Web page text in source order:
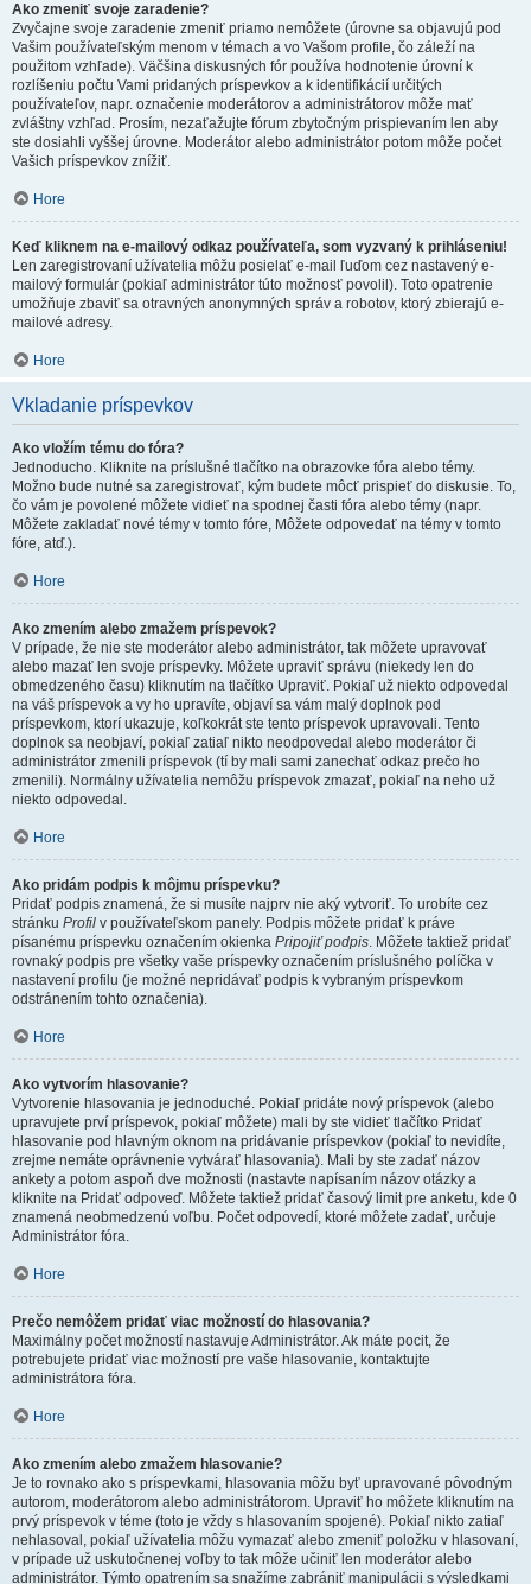
Ako zmeniť svoje zaradenie?
Zvyčajne svoje zaradenie zmeniť priamo nemôžete (úrovne sa objavujú pod
Vašim používateľským menom v témach a vo Vašom profile, čo záleží na
použitom vzhľade). Väčšina diskusných fór používa hodnotenie úrovní k
rozlíšeniu počtu Vami pridaných príspevkov a k identifikácií určitých
používateľov, napr. označenie moderátorov a administrátorov môže mať
zvláštny vzhľad. Prosím, nezaťažujte fórum zbytočným prispievaním len aby
ste dosiahli vyššej úrovne. Moderátor alebo administrátor potom môže počet
Vašich príspevkov znížiť.
Hore
Keď kliknem na e-mailový odkaz používateľa, som vyzvaný k prihláseniu!
Len zaregistrovaní užívatelia môžu posielať e-mail ľuďom cez nastavený e-
mailový formulár (pokiaľ administrátor túto možnosť povolil). Toto opatrenie
umožňuje zbaviť sa otravných anonymných správ a robotov, ktorý zbierajú e-
mailové adresy.
Hore
Vkladanie príspevkov
Ako vložím tému do fóra?
Jednoducho. Kliknite na príslušné tlačítko na obrazovke fóra alebo témy.
Možno bude nutné sa zaregistrovať, kým budete môcť prispieť do diskusie. To,
čo vám je povolené môžete vidieť na spodnej časti fóra alebo témy (napr.
Môžete zakladať nové témy v tomto fóre, Môžete odpovedať na témy v tomto
fóre, atď.).
Hore
Ako zmením alebo zmažem príspevok?
V prípade, že nie ste moderátor alebo administrátor, tak môžete upravovať
alebo mazať len svoje príspevky. Môžete upraviť správu (niekedy len do
obmedzeného času) kliknutím na tlačítko Upraviť. Pokiaľ už niekto odpovedal
na váš príspevok a vy ho upravíte, objaví sa vám malý doplnok pod
príspevkom, ktorí ukazuje, koľkokrát ste tento príspevok upravovali. Tento
doplnok sa neobjaví, pokiaľ zatiaľ nikto neodpovedal alebo moderátor či
administrátor zmenili príspevok (tí by mali sami zanechať odkaz prečo ho
zmenili). Normálny užívatelia nemôžu príspevok zmazať, pokiaľ na neho už
niekto odpovedal.
Hore
Ako pridám podpis k môjmu príspevku?
Pridať podpis znamená, že si musíte najprv nie aký vytvoriť. To urobíte cez
stránku Profil v používateľskom panely. Podpis môžete pridať k práve
písanému príspevku označením okienka Pripojiť podpis. Môžete taktiež pridať
rovnaký podpis pre všetky vaše príspevky označením príslušného políčka v
nastavení profilu (je možné nepridávať podpis k vybraným príspevkom
odstránením tohto označenia).
Hore
Ako vytvorím hlasovanie?
Vytvorenie hlasovania je jednoduché. Pokiaľ pridáte nový príspevok (alebo
upravujete prví príspevok, pokiaľ môžete) mali by ste vidieť tlačítko Pridať
hlasovanie pod hlavným oknom na pridávanie príspevkov (pokiaľ to nevidíte,
zrejme nemáte oprávnenie vytvárať hlasovania). Mali by ste zadať názov
ankety a potom aspoň dve možnosti (nastavte napísaním názov otázky a
kliknite na Pridať odpoveď. Môžete taktiež pridať časový limit pre anketu, kde 0
znamená neobmedzenú voľbu. Počet odpovedí, ktoré môžete zadať, určuje
Administrátor fóra.
Hore
Prečo nemôžem pridať viac možností do hlasovania?
Maximálny počet možností nastavuje Administrátor. Ak máte pocit, že
potrebujete pridať viac možností pre vaše hlasovanie, kontaktujte
administrátora fóra.
Hore
Ako zmením alebo zmažem hlasovanie?
Je to rovnako ako s príspevkami, hlasovania môžu byť upravované pôvodným
autorom, moderátorom alebo administrátorom. Upraviť ho môžete kliknutím na
prvý príspevok v téme (toto je vždy s hlasovaním spojené). Pokiaľ nikto zatiaľ
nehlasoval, pokiaľ užívatelia môžu vymazať alebo zmeniť položku v hlasovaní,
v prípade už uskutočnenej voľby to tak môže učiniť len moderátor alebo
administrátor. Týmto opatrením sa snažíme zabrániť manipulácii s výsledkami